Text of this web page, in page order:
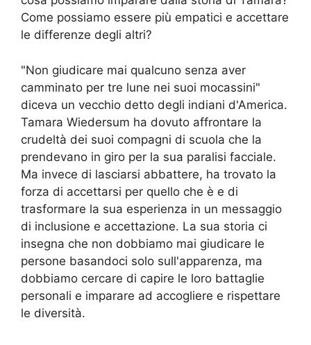
Come possiamo essere più empatici e accettare
le differenze degli altri?
"Non giudicare mai qualcuno senza aver
camminato per tre lune nei suoi mocassini"
diceva un vecchio detto degli indiani d'America.
Tamara Wiedersum ha dovuto affrontare la
crudeltà dei suoi compagni di scuola che la
prendevano in giro per la sua paralisi facciale.
Ma invece di lasciarsi abbattere, ha trovato la
forza di accettarsi per quello che è e di
trasformare la sua esperienza in un messaggio
di inclusione e accettazione. La sua storia ci
insegna che non dobbiamo mai giudicare le
persone basandoci solo sull'apparenza, ma
dobbiamo cercare di capire le loro battaglie
personali e imparare ad accogliere e rispettare
le diversità.